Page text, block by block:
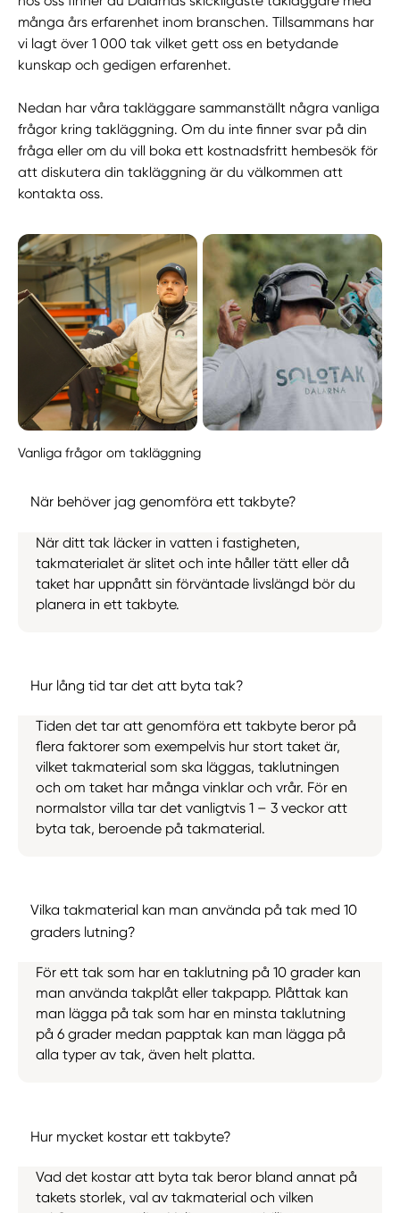
många års erfarenhet inom branschen. Tillsammans har
vi lagt över 1 000 tak vilket gett oss en betydande
kunskap och gedigen erfarenhet.
Nedan har våra takläggare sammanställt några vanliga
frågor kring takläggning. Om du inte finner svar på din
fråga eller om du vill boka ett kostnadsfritt hembesök för
att diskutera din takläggning är du välkommen att
kontakta oss.
Vanliga frågor om takläggning
När behöver jag genomföra ett takbyte?
När ditt tak läcker in vatten i fastigheten,
takmaterialet är slitet och inte håller tätt eller då
taket har uppnått sin förväntade livslängd bör du
planera in ett takbyte.
Hur lång tid tar det att byta tak?
Tiden det tar att genomföra ett takbyte beror på
flera faktorer som exempelvis hur stort taket är,
vilket takmaterial som ska läggas, taklutningen
och om taket har många vinklar och vrår. För en
normalstor villa tar det vanligtvis 1 – 3 veckor att
byta tak, beroende på takmaterial.
Vilka takmaterial kan man använda på tak med 10
graders lutning?
För ett tak som har en taklutning på 10 grader kan
man använda takplåt eller takpapp. Plåttak kan
man lägga på tak som har en minsta taklutning
på 6 grader medan papptak kan man lägga på
alla typer av tak, även helt platta.
Hur mycket kostar ett takbyte?
Vad det kostar att byta tak beror bland annat på
takets storlek, val av takmaterial och vilken